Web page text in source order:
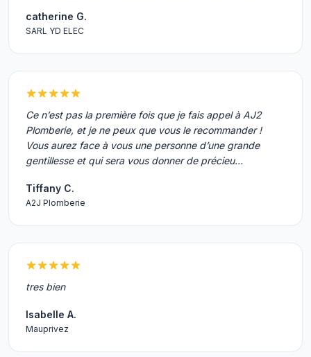
catherine G.
SARL YD ELEC
Ce n’est pas la première fois que je fais appel à AJ2
Plomberie, et je ne peux que vous le recommander !
Vous aurez face à vous une personne d’une grande
gentillesse et qui sera vous donner de précieu…
Tiffany C.
A2J Plomberie
tres bien
Isabelle A.
Mauprivez